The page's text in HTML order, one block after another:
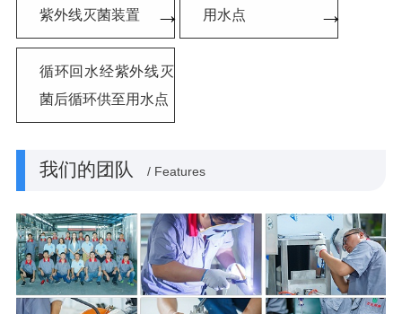
紫外线灭菌装置 → 用水点 →
循环回水经紫外线灭
菌后循环供至用水点
我们的团队 / Features